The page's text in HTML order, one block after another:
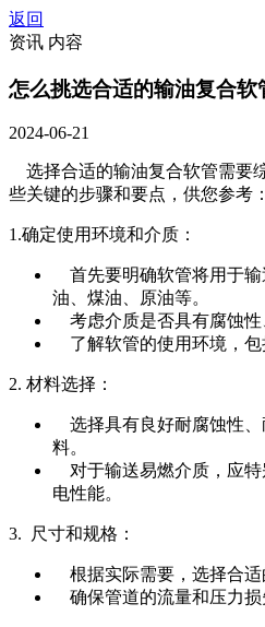
返回
资讯 内容
怎么挑选合适的输油复合软
2024-06-21
选择合适的输油复合软管需要
些关键的步骤和要点，供您参考：
1.确定使用环境和介质：
首先要明确软管将用于输
油、煤油、原油等。
考虑介质是否具有腐蚀性
了解软管的使用环境，包
2. 材料选择：
选择具有良好耐腐蚀性
料。
对于输送易燃介质，应特
电性能。
3. 尺寸和规格：
根据实际需要，选择合适
确保管道的流量和压力损